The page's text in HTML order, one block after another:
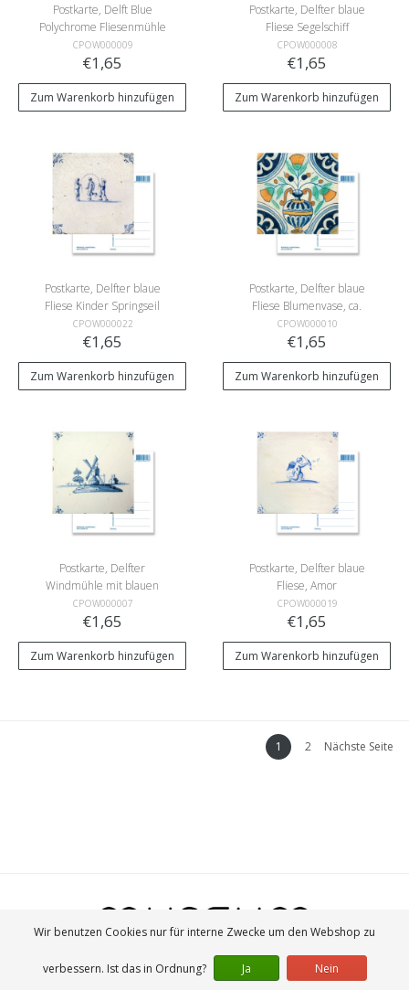
Postkarte, Delft Blue
Polychrome Fliesenmühle
CPOW000009
€1,65
Zum Warenkorb hinzufügen
Postkarte, Delfter blaue
Fliese Segelschiff
CPOW000008
€1,65
Zum Warenkorb hinzufügen
Postkarte, Delfter blaue
Fliese Kinder Springseil
CPOW000022
€1,65
Zum Warenkorb hinzufügen
Postkarte, Delfter blaue
Fliese Blumenvase, ca.
1650
CPOW000010
€1,65
Zum Warenkorb hinzufügen
Postkarte, Delfter
Windmühle mit blauen
Fliesen 'De Eendracht'
CPOW000007
€1,65
Zum Warenkorb hinzufügen
Postkarte, Delfter blaue
Fliese, Amor
CPOW000019
€1,65
Zum Warenkorb hinzufügen
1 2 Nächste Seite
Wir benutzen Cookies nur für interne Zwecke um den Webshop zu
verbessern. Ist das in Ordnung? Ja Nein